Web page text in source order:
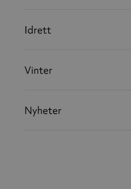
7 meter,
Idrett
Vinter
Nyheter